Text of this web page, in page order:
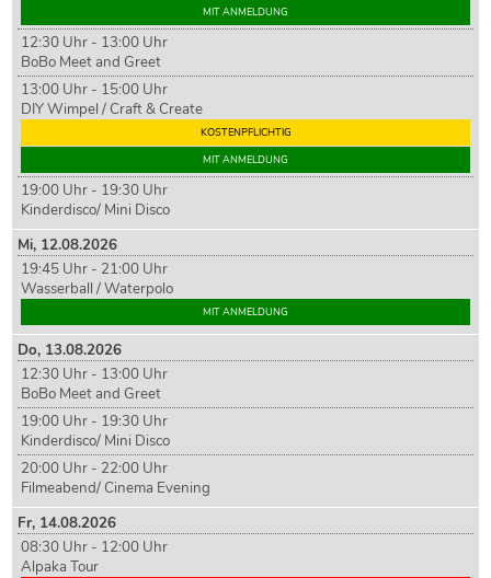
MIT ANMELDUNG
12:30 Uhr - 13:00 Uhr
BoBo Meet and Greet
13:00 Uhr - 15:00 Uhr
DIY Wimpel / Craft & Create
KOSTENPFLICHTIG
MIT ANMELDUNG
19:00 Uhr - 19:30 Uhr
Kinderdisco/ Mini Disco
Mi, 12.08.2026
19:45 Uhr - 21:00 Uhr
Wasserball / Waterpolo
MIT ANMELDUNG
Do, 13.08.2026
12:30 Uhr - 13:00 Uhr
BoBo Meet and Greet
19:00 Uhr - 19:30 Uhr
Kinderdisco/ Mini Disco
20:00 Uhr - 22:00 Uhr
Filmeabend/ Cinema Evening
Fr, 14.08.2026
08:30 Uhr - 12:00 Uhr
Alpaka Tour